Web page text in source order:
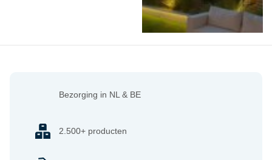
Bezorging in NL & BE
2.500+ producten